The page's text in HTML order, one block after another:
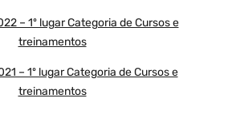
– 1º lugar Categoria de Cursos e
treinamentos
– 1º lugar Categoria de Cursos e
treinamentos